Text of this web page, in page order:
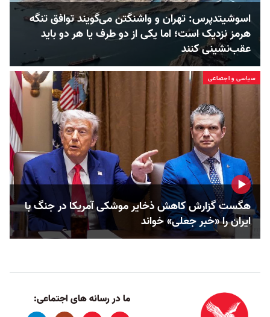
اسوشیتدپرس: تهران و واشنگتن می‌گویند توافق تنگه
هرمز نزدیک است؛ اما یکی از دو طرف یا هر دو باید
عقب‌نشینی کنند
سیاسی و اجتماعی
هگست گزارش کاهش ذخایر موشکی آمریکا در جنگ با
ایران را «خبر جعلی» خواند
ما در رسانه های اجتماعی: